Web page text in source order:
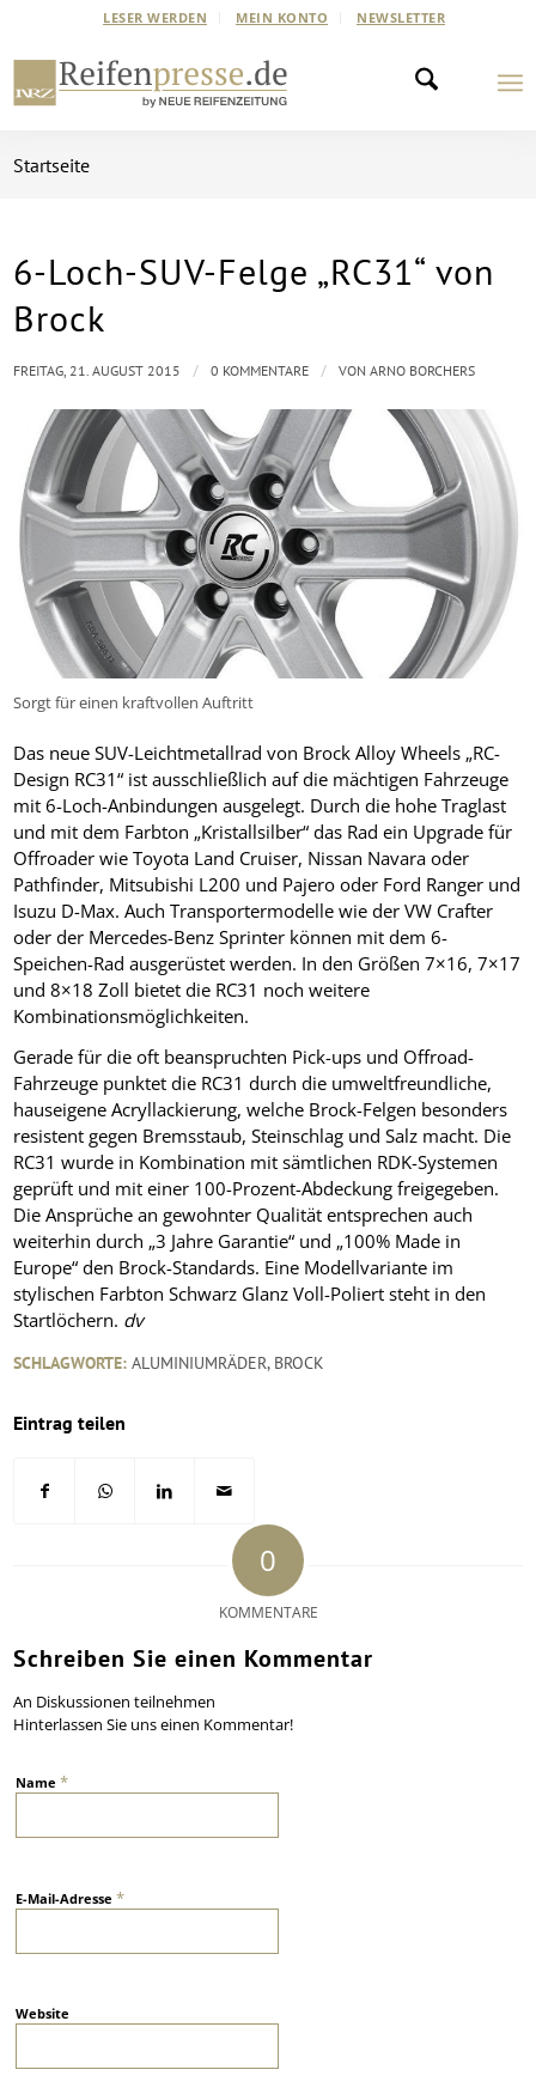
LESER WERDEN MEIN KONTO NEWSLETTER
Startseite
6-Loch-SUV-Felge „RC31“ von
Brock
Sorgt für einen kraftvollen Auftritt
Das neue SUV-Leichtmetallrad von Brock Alloy Wheels „RC-
Design RC31“ ist ausschließlich auf die mächtigen Fahrzeuge
mit 6-Loch-Anbindungen ausgelegt. Durch die hohe Traglast
und mit dem Farbton „Kristallsilber“ das Rad ein Upgrade für
Offroader wie Toyota Land Cruiser, Nissan Navara oder
Pathfinder, Mitsubishi L200 und Pajero oder Ford Ranger und
Isuzu D-Max. Auch Transportermodelle wie der VW Crafter
oder der Mercedes-Benz Sprinter können mit dem 6-
Speichen-Rad ausgerüstet werden. In den Größen 7×16, 7×17
und 8×18 Zoll bietet die RC31 noch weitere
Kombinationsmöglichkeiten.
Gerade für die oft beanspruchten Pick-ups und Offroad-
Fahrzeuge punktet die RC31 durch die umweltfreundliche,
hauseigene Acryllackierung, welche Brock-Felgen besonders
resistent gegen Bremsstaub, Steinschlag und Salz macht. Die
RC31 wurde in Kombination mit sämtlichen RDK-Systemen
geprüft und mit einer 100-Prozent-Abdeckung freigegeben.
Die Ansprüche an gewohnter Qualität entsprechen auch
weiterhin durch „3 Jahre Garantie“ und „100% Made in
Europe“ den Brock-Standards. Eine Modellvariante im
stylischen Farbton Schwarz Glanz Voll-Poliert steht in den
Startlöchern. dv
FREITAG, 21. AUGUST 2015 / 0 KOMMENTARE / VONARNO BORCHERS
SCHLAGWORTE: ALUMINIUMRÄDER, BROCK
Eintrag teilen
0
KOMMENTARE
Schreiben Sie einen Kommentar
An Diskussionen teilnehmen
Hinterlassen Sie uns einen Kommentar!
Name*
E-Mail-Adresse*
Website